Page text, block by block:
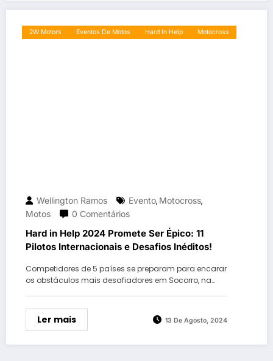
2W Motors Eventos De Motos Hard In Help Motocross
Wellington Ramos Evento, Motocross,
Motos
0 Comentários
Hard in Help 2024 Promete Ser Épico: 11
Pilotos Internacionais e Desafios Inéditos!
Competidores de 5 países se preparam para encarar
os obstáculos mais desafiadores em Socorro, na…
Ler mais 13 De Agosto, 2024